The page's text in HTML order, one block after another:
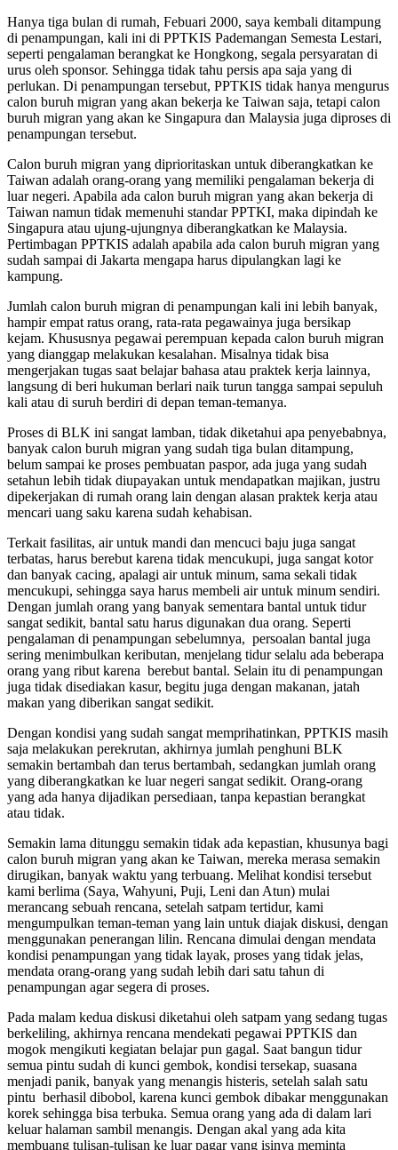
Hanya tiga bulan di rumah, Febuari 2000, saya kembali ditampung
di penampungan, kali ini di PPTKIS Pademangan Semesta Lestari,
seperti pengalaman berangkat ke Hongkong, segala persyaratan di
urus oleh sponsor. Sehingga tidak tahu persis apa saja yang di
perlukan. Di penampungan tersebut, PPTKIS tidak hanya mengurus
calon buruh migran yang akan bekerja ke Taiwan saja, tetapi calon
buruh migran yang akan ke Singapura dan Malaysia juga diproses di
penampungan tersebut.
Calon buruh migran yang diprioritaskan untuk diberangkatkan ke
Taiwan adalah orang-orang yang memiliki pengalaman bekerja di
luar negeri. Apabila ada calon buruh migran yang akan bekerja di
Taiwan namun tidak memenuhi standar PPTKI, maka dipindah ke
Singapura atau ujung-ujungnya diberangkatkan ke Malaysia.
Pertimbagan PPTKIS adalah apabila ada calon buruh migran yang
sudah sampai di Jakarta mengapa harus dipulangkan lagi ke
kampung.
Jumlah calon buruh migran di penampungan kali ini lebih banyak,
hampir empat ratus orang, rata-rata pegawainya juga bersikap
kejam. Khususnya pegawai perempuan kepada calon buruh migran
yang dianggap melakukan kesalahan. Misalnya tidak bisa
mengerjakan tugas saat belajar bahasa atau praktek kerja lainnya,
langsung di beri hukuman berlari naik turun tangga sampai sepuluh
kali atau di suruh berdiri di depan teman-temanya.
Proses di BLK ini sangat lamban, tidak diketahui apa penyebabnya,
banyak calon buruh migran yang sudah tiga bulan ditampung,
belum sampai ke proses pembuatan paspor, ada juga yang sudah
setahun lebih tidak diupayakan untuk mendapatkan majikan, justru
dipekerjakan di rumah orang lain dengan alasan praktek kerja atau
mencari uang saku karena sudah kehabisan.
Terkait fasilitas, air untuk mandi dan mencuci baju juga sangat
terbatas, harus berebut karena tidak mencukupi, juga sangat kotor
dan banyak cacing, apalagi air untuk minum, sama sekali tidak
mencukupi, sehingga saya harus membeli air untuk minum sendiri.
Dengan jumlah orang yang banyak sementara bantal untuk tidur
sangat sedikit, bantal satu harus digunakan dua orang. Seperti
pengalaman di penampungan sebelumnya, persoalan bantal juga
sering menimbulkan keributan, menjelang tidur selalu ada beberapa
orang yang ribut karena berebut bantal. Selain itu di penampungan
juga tidak disediakan kasur, begitu juga dengan makanan, jatah
makan yang diberikan sangat sedikit.
Dengan kondisi yang sudah sangat memprihatinkan, PPTKIS masih
saja melakukan perekrutan, akhirnya jumlah penghuni BLK
semakin bertambah dan terus bertambah, sedangkan jumlah orang
yang diberangkatkan ke luar negeri sangat sedikit. Orang-orang
yang ada hanya dijadikan persediaan, tanpa kepastian berangkat
atau tidak.
Semakin lama ditunggu semakin tidak ada kepastian, khusunya bagi
calon buruh migran yang akan ke Taiwan, mereka merasa semakin
dirugikan, banyak waktu yang terbuang. Melihat kondisi tersebut
kami berlima (Saya, Wahyuni, Puji, Leni dan Atun) mulai
merancang sebuah rencana, setelah satpam tertidur, kami
mengumpulkan teman-teman yang lain untuk diajak diskusi, dengan
menggunakan penerangan lilin. Rencana dimulai dengan mendata
kondisi penampungan yang tidak layak, proses yang tidak jelas,
mendata orang-orang yang sudah lebih dari satu tahun di
penampungan agar segera di proses.
Pada malam kedua diskusi diketahui oleh satpam yang sedang tugas
berkeliling, akhirnya rencana mendekati pegawai PPTKIS dan
mogok mengikuti kegiatan belajar pun gagal. Saat bangun tidur
semua pintu sudah di kunci gembok, kondisi tersekap, suasana
menjadi panik, banyak yang menangis histeris, setelah salah satu
pintu berhasil dibobol, karena kunci gembok dibakar menggunakan
korek sehingga bisa terbuka. Semua orang yang ada di dalam lari
keluar halaman sambil menangis. Dengan akal yang ada kita
membuang tulisan-tulisan ke luar pagar yang isinya meminta